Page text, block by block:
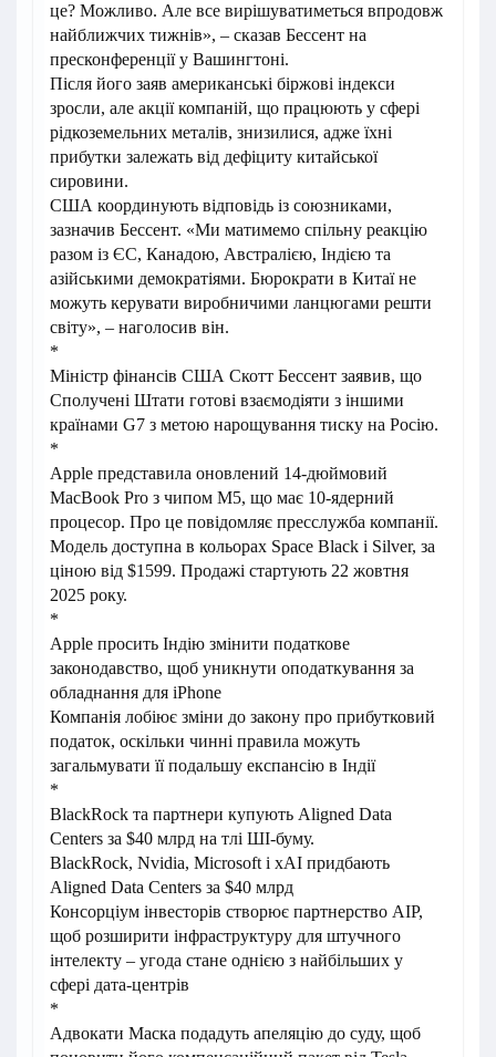
це? Можливо. Але все вирішуватиметься впродовж
найближчих тижнів», – сказав Бессент на
пресконференції у Вашингтоні.
Після його заяв американські біржові індекси
зросли, але акції компаній, що працюють у сфері
рідкоземельних металів, знизилися, адже їхні
прибутки залежать від дефіциту китайської
сировини.
США координують відповідь із союзниками,
зазначив Бессент. «Ми матимемо спільну реакцію
разом із ЄС, Канадою, Австралією, Індією та
азійськими демократіями. Бюрократи в Китаї не
можуть керувати виробничими ланцюгами решти
світу», – наголосив він.
*
Міністр фінансів США Скотт Бессент заявив, що
Сполучені Штати готові взаємодіяти з іншими
країнами G7 з метою нарощування тиску на Росію.
*
Apple представила оновлений 14-дюймовий
MacBook Pro з чипом M5, що має 10-ядерний
процесор. Про це повідомляє пресслужба компанії.
Модель доступна в кольорах Space Black і Silver, за
ціною від $1599. Продажі стартують 22 жовтня
2025 року.
*
Apple просить Індію змінити податкове
законодавство, щоб уникнути оподаткування за
обладнання для iPhone
Компанія лобіює зміни до закону про прибутковий
податок, оскільки чинні правила можуть
загальмувати її подальшу експансію в Індії
*
BlackRock та партнери купують Aligned Data
Centers за $40 млрд на тлі ШІ-буму.
BlackRock, Nvidia, Microsoft і xAI придбають
Aligned Data Centers за $40 млрд
Консорціум інвесторів створює партнерство AIP,
щоб розширити інфраструктуру для штучного
інтелекту – угода стане однією з найбільших у
сфері дата-центрів
*
Адвокати Маска подадуть апеляцію до суду, щоб